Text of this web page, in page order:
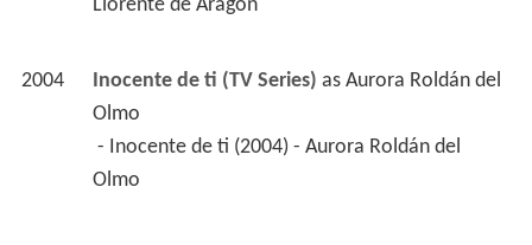
Llorente de Aragón
2004 Inocente de ti (TV Series) as Aurora Roldán del
Olmo
Olmo